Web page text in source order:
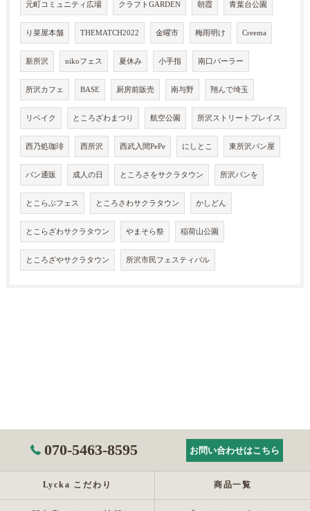
元町コミュニティ広場 クラフトGARDEN 朝霞 青葉台公園
り菜屋本舗 THEMATCH2022 金曜市 梅雨明け Creema
新所沢 nikoフェス 夏休み 小手指 南口パーラー
所沢カフェ BASE 厨房前販売 南与野 翔んで埼玉
リベイク ところざわまつり 航空公園 所沢ストリートプレイス
西乃処珈琲 西所沢 西武入間PePe にしとこ 東所沢パン屋
パン通販 成人の日 ところさをサクラタウン 所沢パンを
とこらぶフェス ところさわサクラタウン かしどん
とこらざわサクラタウン やまそら祭 稲荷山公園
ところざやサクラタウン 所沢市民フェスティバル
070-5463-8595 お問い合わせはこちら
Lycka こだわり 商品一覧